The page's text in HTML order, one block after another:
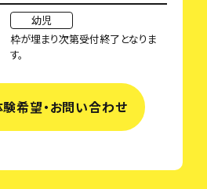
幼児
枠が埋まり次第受付終了となりま
す。
験希望・お問い合わせ